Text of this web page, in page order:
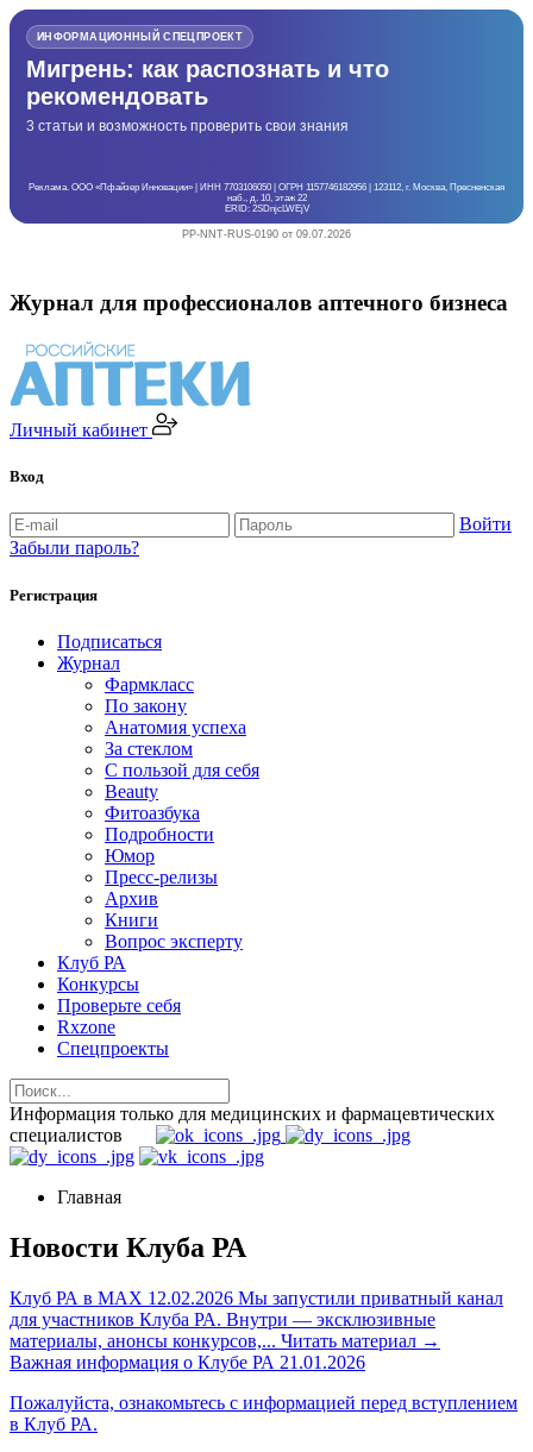
ИНФОРМАЦИОННЫЙ СПЕЦПРОЕКТ
Мигрень: как распознать и что
рекомендовать
3 статьи и возможность проверить свои знания
Реклама. ООО «Пфайзер Инновации» | ИНН 7703106050 | ОГРН 1157746182956 | 123112, г. Москва, Пресненская
наб., д. 10, этаж 22
ERID: 2SDnjcLWEjV
PP-NNT-RUS-0190 от 09.07.2026
Журнал для профессионалов аптечного бизнеса
Личный кабинет
Вход
Войти
Забыли пароль?
Регистрация
Подписаться
Журнал
Фармкласс
По закону
Анатомия успеха
За стеклом
С пользой для себя
Beauty
Фитоазбука
Подробности
Юмор
Пресс-релизы
Архив
Книги
Вопрос эксперту
Клуб РА
Конкурсы
Проверьте себя
Rxzone
Спецпроекты
Информация только для медицинских и фармацевтических
специалистов
Главная
Новости Клуба РА
Клуб РА в MAX 12.02.2026 Мы запустили приватный канал
для участников Клуба РА. Внутри — эксклюзивные
материалы, анонсы конкурсов,... Читать материал →
Важная информация о Клубе РА 21.01.2026
Пожалуйста, ознакомьтесь с информацией перед вступлением
в Клуб РА.